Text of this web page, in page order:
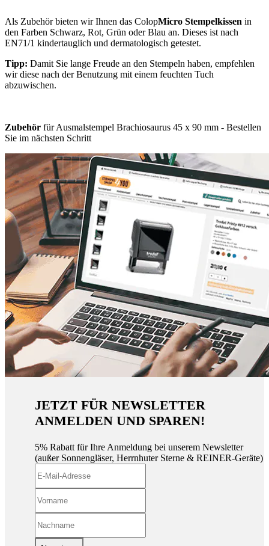
Als Zubehör bieten wir Ihnen das ColopMicro Stempelkissen in
den Farben Schwarz, Rot, Grün oder Blau an. Dieses ist nach
EN71/1 kindertauglich und dermatologisch getestet.
Tipp: Damit Sie lange Freude an den Stempeln haben, empfehlen
wir diese nach der Benutzung mit einem feuchten Tuch
abzuwischen.
Zubehör für Ausmalstempel Brachiosaurus 45 x 90 mm - Bestellen
Sie im nächsten Schritt
JETZT FÜR NEWSLETTER
ANMELDEN UND SPAREN!
5% Rabatt für Ihre Anmeldung bei unserem Newsletter
(außer Sonnengläser, Herrnhuter Sterne & REINER-Geräte)